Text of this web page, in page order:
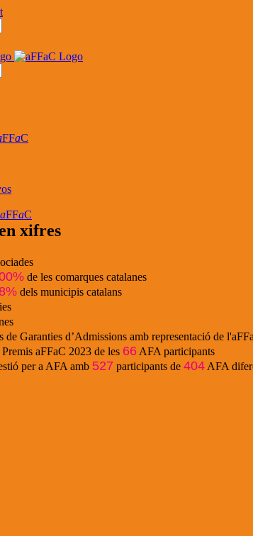
FFaC
aFFaC
xifres
de les comarques catalanes
dels municipis catalans
de Garanties d’Admissions amb representació de
aFFaC 2023 de les 66 AFA participants
per a AFA amb 527 participants de 404 AFA